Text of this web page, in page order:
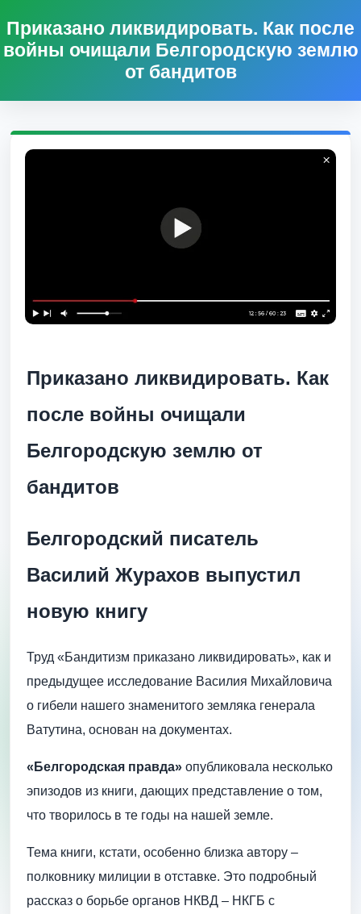
Приказано ликвидировать. Как после
войны очищали Белгородскую землю
от бандитов
Приказано ликвидировать. Как
после войны очищали
Белгородскую землю от
бандитов
Белгородский писатель
Василий Журахов выпустил
новую книгу
Труд «Бандитизм приказано ликвидировать», как и
предыдущее исследование Василия Михайловича
о гибели нашего знаменитого земляка генерала
Ватутина, основан на документах.
«Белгородская правда» опубликовала несколько
эпизодов из книги, дающих представление о том,
что творилось в те годы на нашей земле.
Тема книги, кстати, особенно близка автору –
полковнику милиции в отставке. Это подробный
рассказ о борьбе органов НКВД – НКГБ с